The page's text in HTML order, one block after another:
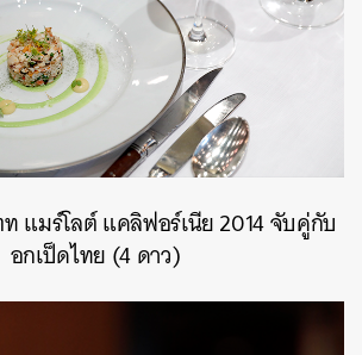
ท แมร์โลต์ แคลิฟอร์เนีย 2014 จับคู่กับ
อกเป็ดไทย (4 ดาว)